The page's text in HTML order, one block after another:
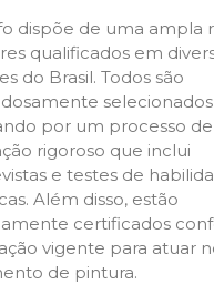
dispõe de uma ampla
qualificados em
do Brasil. Todos são
por um processo de
rigoroso que inclui
e testes de
Além disso, estão
certificados
vigente para atuar
de pintura.